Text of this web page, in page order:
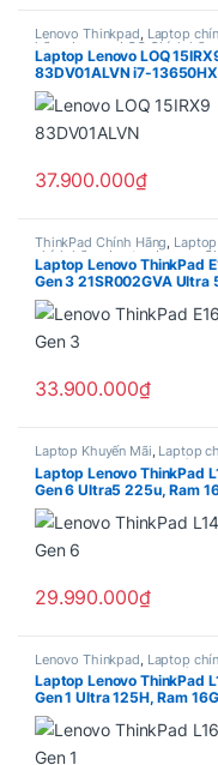
Lenovo Thinkpad, Laptop
hãng Lenovo LOQ Chính
Laptop Lenovo LOQ
83DV01ALVN i7-
Ram 16Gb, SSD 512Gb,
4050 6GB, 15.6 Inch IPS
144Hz, Win 11 Home
37.900.000₫
ThinkPad Chính Hãng, Laptop
chính hãng Laptop Lenovo
hãng
Laptop Lenovo ThinkPad
Gen 3 21SR002GVA Ultra
225H , Ram 16Gb , SSD
, Intel® Arc™ 130T GPU,
WUXGA, 2 Year Premier
support
33.900.000₫
Laptop Khuyến Mãi, Laptop
hãng , Laptop Lenovo Chính
Laptop Lenovo ThinkPad
Gen 6 Ultra5 225u, Ram
SSD 512Gb, Intel Graphics,
14.0″ WUXGA, 2 Year
support ( 21S60021VA )
29.990.000₫
Lenovo Thinkpad Laptop
hãng Laptop Lenovo Chính
Laptop Lenovo ThinkPad
Gen 1 Ultra 125H, Ram
SSD 512Gb, Intel Arc
16.0″ FHD+, 2 Year Premier
support ( 21L3003SVA )